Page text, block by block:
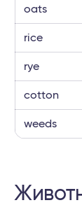
oats
rice
rye
cotton
weeds